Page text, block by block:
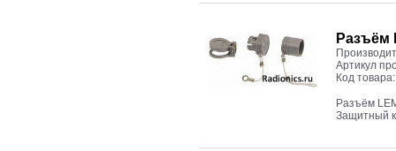
Разъём
Артикул
Код
Разъём
Защитный